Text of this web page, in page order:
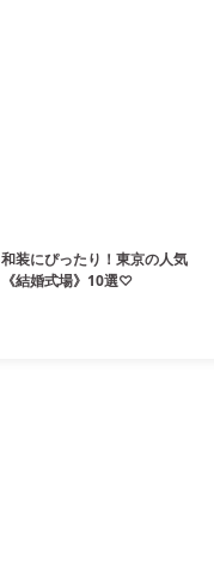
和装にぴったり！東京の人気
《結婚式場》10選♡